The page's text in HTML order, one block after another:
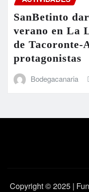
SanBetinto
verano en La
de Tacoronte-
protagonistas
Bodegacanaria
Copyright © 2025 |